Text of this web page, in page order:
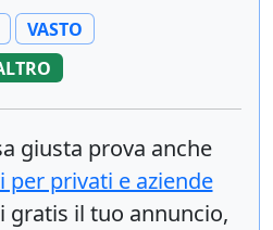
VASTO
giusta prova anche
privati e aziende
gratis il tuo annuncio,